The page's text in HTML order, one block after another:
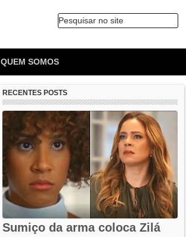
Pesquisar no site
QUEM SOMOS
RECENTES POSTS
Sumiço da arma coloca Zilá